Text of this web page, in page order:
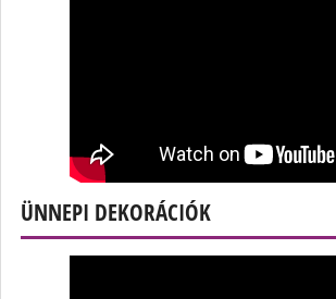
ÜNNEPI DEKORÁCIÓK